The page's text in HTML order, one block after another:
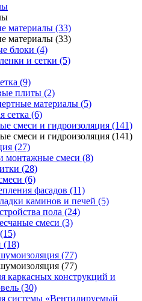
материалы (33)
материалы (33)
блоки (4)
и сетки (5)
(9)
плиты (2)
материалы (5)
сетка (6)
смеси и гидроизоляция (141)
смеси и гидроизоляция (141)
(27)
монтажные смеси (8)
(28)
(6)
фасадов (11)
каминов и печей (5)
пола (24)
смеси (3)
(18)
(77)
(77)
каркасных конструкций и
(30)
системы «Вентилируемый